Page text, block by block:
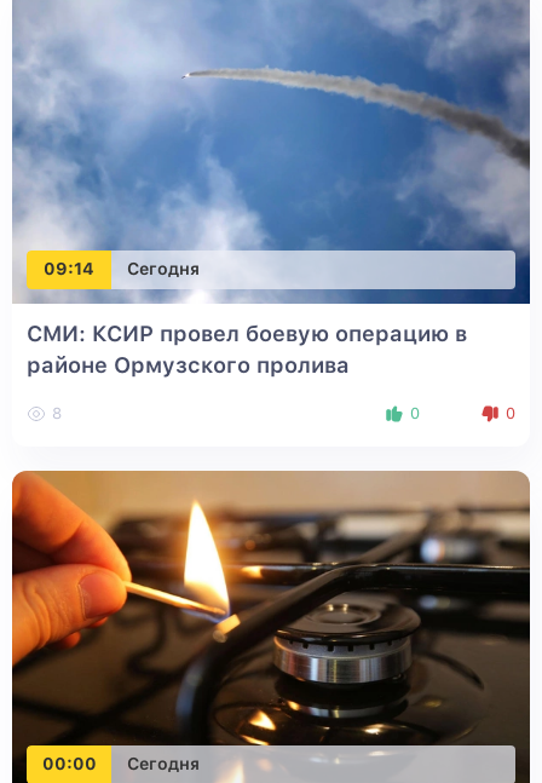
09:14 Сегодня
СМИ: КСИР провел боевую операцию в
районе Ормузского пролива
8 0 0
00:00 Сегодня